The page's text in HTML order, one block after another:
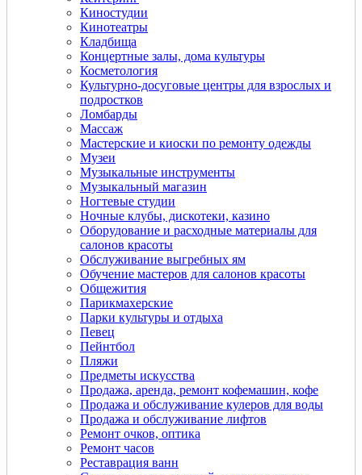
Киностудии
Кинотеатры
Кладбища
Концертные залы, дома культуры
Косметология
Культурно-досуговые центры для взрослых и
подростков
Ломбарды
Массаж
Мастерские и киоски по ремонту одежды
Музеи
Музыкальные инструменты
Музыкальный магазин
Ногтевые студии
Ночные клубы, дискотеки, казино
Оборудование и расходные материалы для
салонов красоты
Обслуживание выгребных ям
Обучение мастеров для салонов красоты
Общежития
Парикмахерские
Парки культуры и отдыха
Певец
Пейнтбол
Пляжи
Предметы искусства
Продажа, аренда, ремонт кофемашин, кофе
Продажа и обслуживание кулеров для воды
Продажа и обслуживание лифтов
Ремонт очков, оптика
Ремонт часов
Реставрация ванн